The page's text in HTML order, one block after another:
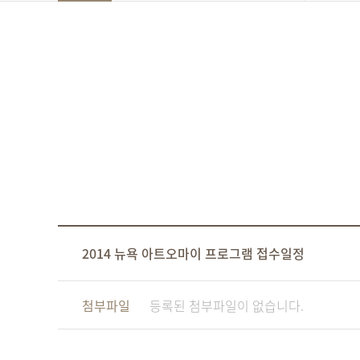
2014 뉴욕 아트오마이 프로그램 접수일정
첨부파일 등록된 첨부파일이 없습니다.